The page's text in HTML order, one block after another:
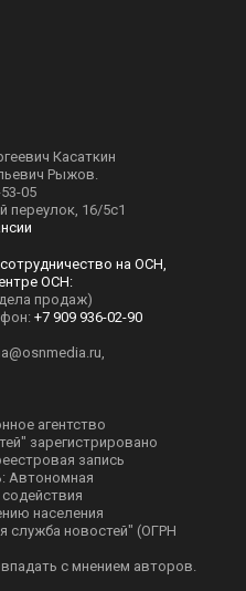
Касаткин
Рыжов.
05
переулок, 16/5с1
на ОСН,
ОСН:
продаж)
+7 909 936-02-90
агентство
зарегистрировано
запись
Автономная
населения
служба новостей" (ОГРН
с мнением авторов.